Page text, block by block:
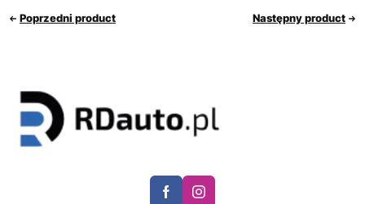
Poprzedni product Następny product